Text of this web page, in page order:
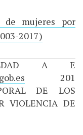
de mujeres por
2017)
A E
201
DE LOS
VIOLENCIA DE